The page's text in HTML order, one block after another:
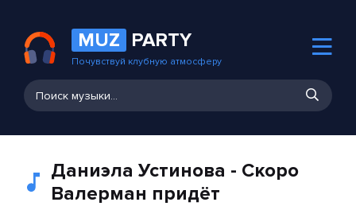
MUZ PARTY
Почувствуй клубную атмосферу
Даниэла Устинова - Скоро
Валерман придёт